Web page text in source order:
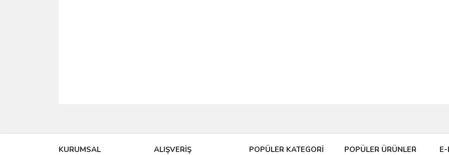
KURUMSAL ALIŞVERİŞ POPÜLER KATEGORİ POPÜLER ÜRÜNLER